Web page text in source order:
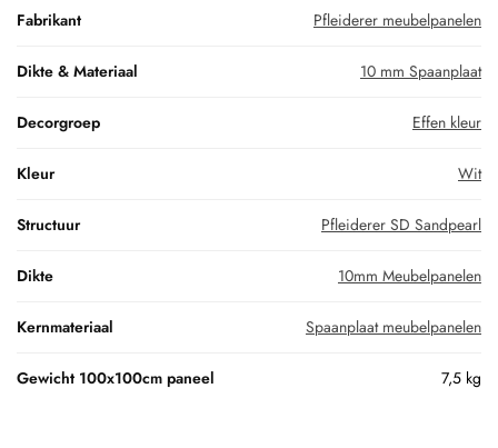
Fabrikant Pfleiderer meubelpanelen
Dikte & Materiaal 10 mm Spaanplaat
Decorgroep Effen kleur
Kleur Wit
Structuur Pfleiderer SD Sandpearl
Dikte 10mm Meubelpanelen
Kernmateriaal Spaanplaat meubelpanelen
Gewicht 100x100cm paneel 7,5 kg